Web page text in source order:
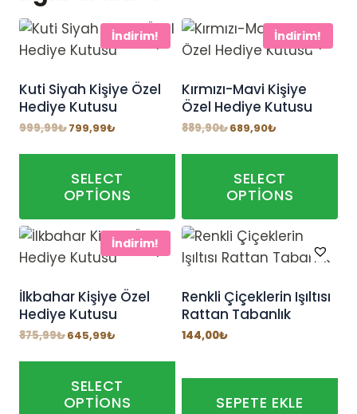
İndirim!
Kuti Siyah Kişiye Özel
Hediye Kutusu
999,99₺Orijinal
999,99₺.
799,99₺
fiyat:
SELECT
OPTIONS
İndirim!
Kırmızı-Mavi Kişiye
Özel Hediye Kutusu
889,90₺Orijinal
889,90₺.
689,90₺
fiyat:
SELECT
OPTIONS
İndirim!
İlkbahar Kişiye Özel
Hediye Kutusu
875,99₺Orijinal
875,99₺.
645,99₺
fiyat:
SELECT
OPTIONS
Renkli Çiçeklerin Işıltısı
Rattan Tabanlık
144,00₺
SEPETE EKLE